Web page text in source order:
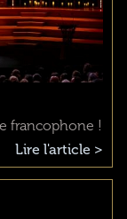
francophone !
Lire l'article >